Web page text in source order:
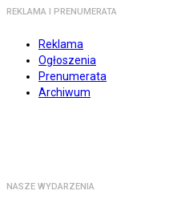
REKLAMA I PRENUMERATA
Reklama
Ogłoszenia
Prenumerata
Archiwum
NASZE WYDARZENIA